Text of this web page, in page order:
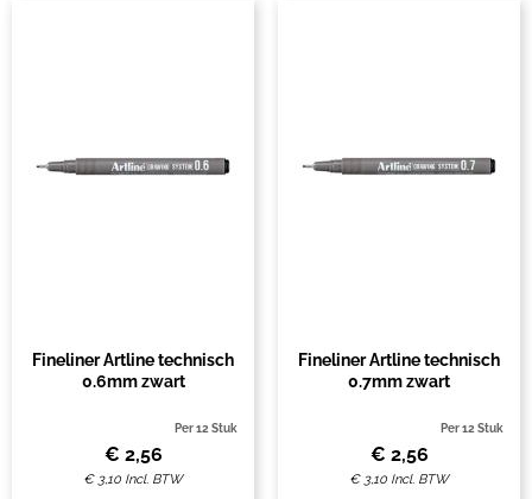
Fineliner Artline technisch
0.6mm zwart
Per 12 Stuk
€ 2,56
€ 3,10 Incl. BTW
Fineliner Artline technisch
0.7mm zwart
Per 12 Stuk
€ 2,56
€ 3,10 Incl. BTW